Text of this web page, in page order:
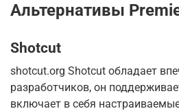
Альтернативы
Shotcut
shotcut.org Shotcut обладает
разработчиков, он
включает в себя